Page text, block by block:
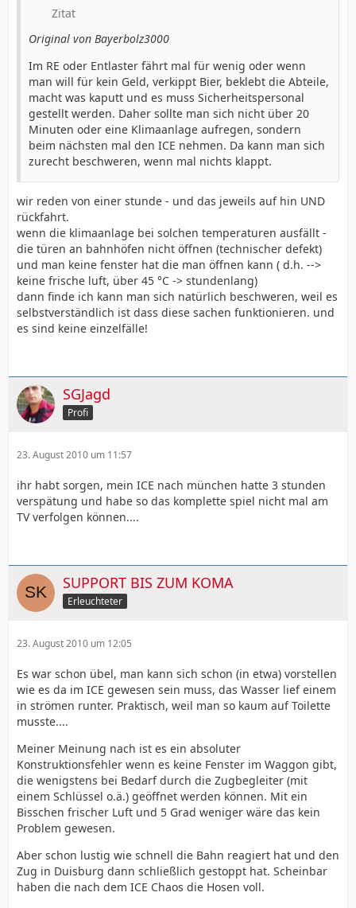
Zitat
Original von Bayerbolz3000
Im RE oder Entlaster fährt mal für wenig oder wenn
man will für kein Geld, verkippt Bier, beklebt die Abteile,
macht was kaputt und es muss Sicherheitspersonal
gestellt werden. Daher sollte man sich nicht über 20
Minuten oder eine Klimaanlage aufregen, sondern
beim nächsten mal den ICE nehmen. Da kann man sich
zurecht beschweren, wenn mal nichts klappt.
wir reden von einer stunde - und das jeweils auf hin UND
rückfahrt.
wenn die klimaanlage bei solchen temperaturen ausfällt -
die türen an bahnhöfen nicht öffnen (technischer defekt)
und man keine fenster hat die man öffnen kann ( d.h. -->
keine frische luft, über 45 °C -> stundenlang)
dann finde ich kann man sich natürlich beschweren, weil es
selbstverständlich ist dass diese sachen funktionieren. und
es sind keine einzelfälle!
SGJagd
Profi
23. August 2010 um 11:57
ihr habt sorgen, mein ICE nach münchen hatte 3 stunden
verspätung und habe so das komplette spiel nicht mal am
TV verfolgen können....
SUPPORT BIS ZUM KOMA
Erleuchteter
23. August 2010 um 12:05
Es war schon übel, man kann sich schon (in etwa) vorstellen
wie es da im ICE gewesen sein muss, das Wasser lief einem
in strömen runter. Praktisch, weil man so kaum auf Toilette
musste....
Meiner Meinung nach ist es ein absoluter
Konstruktionsfehler wenn es keine Fenster im Waggon gibt,
die wenigstens bei Bedarf durch die Zugbegleiter (mit
einem Schlüssel o.ä.) geöffnet werden können. Mit ein
Bisschen frischer Luft und 5 Grad weniger wäre das kein
Problem gewesen.
Aber schon lustig wie schnell die Bahn reagiert hat und den
Zug in Duisburg dann schließlich gestoppt hat. Scheinbar
haben die nach dem ICE Chaos die Hosen voll.